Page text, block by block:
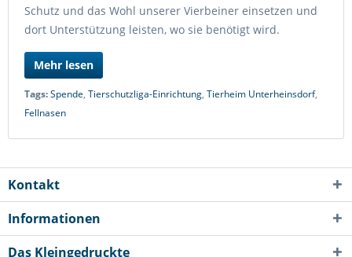
Schutz und das Wohl unserer Vierbeiner einsetzen und
dort Unterstützung leisten, wo sie benötigt wird.
Mehr lesen
Tags:Spende, Tierschutzliga-Einrichtung, Tierheim Unterheinsdorf,
Fellnasen
Kontakt
Informationen
Das Kleingedruckte